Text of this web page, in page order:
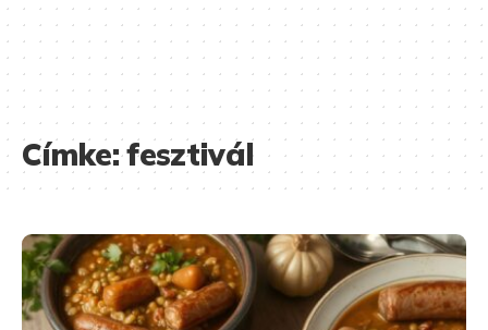
Címke:fesztivál